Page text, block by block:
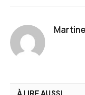
À LIRE AUSSI